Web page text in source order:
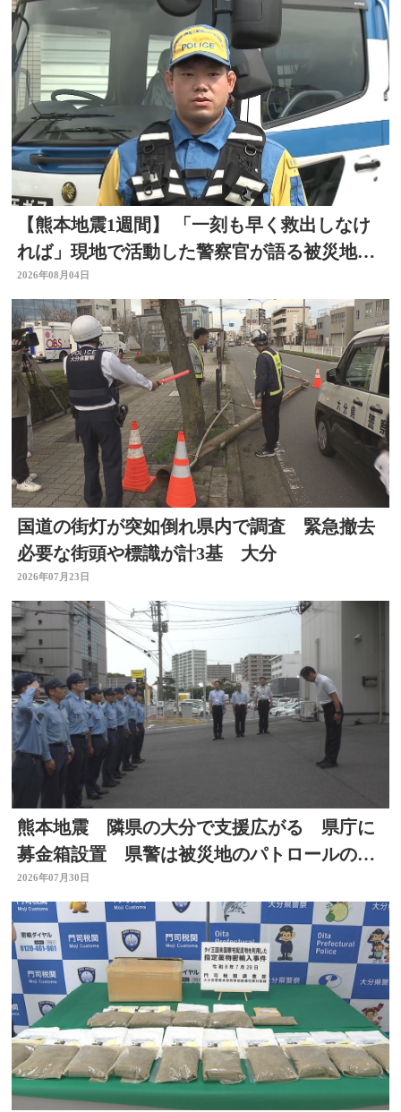
【熊本地震1週間】 「一刻も早く救出しなけ
れば」現地で活動した警察官が語る被災地の
状況 大分
2026年08月04日
国道の街灯が突如倒れ県内で調査 緊急撤去
必要な街頭や標識が計3基 大分
2026年07月23日
熊本地震 隣県の大分で支援広がる 県庁に
募金箱設置 県警は被災地のパトロールのた
め部隊を派遣
2026年07月30日